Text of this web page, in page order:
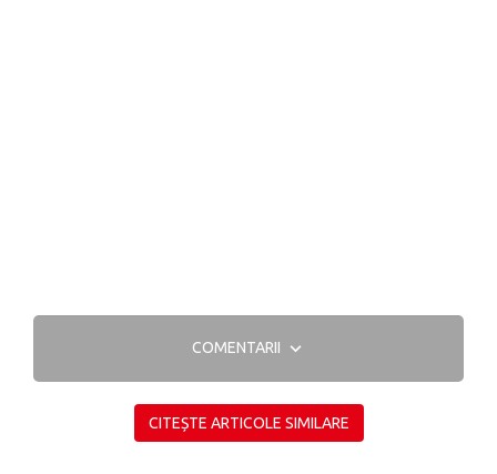
COMENTARII
CITEȘTE ARTICOLE SIMILARE